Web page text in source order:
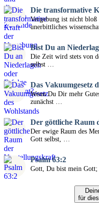
Die transformative
Vergebung ist nicht
unerbittliches
Bist Du an
Die Zeit wird stets von
selbst …
Das Vakuumgesetz
Wenn Du Dir mehr
zunächst …
Der göttliche Raum
Der ewige Raum des
Gott selbst, …
Psalm 63:2
Gott, Du bist mein
für